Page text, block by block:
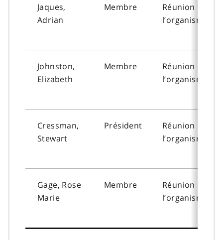
Jaques,
Adrian
Membre
Réunion de
l’organisme
Johnston,
Elizabeth
Membre
Réunion de
l’organisme
Cressman,
Stewart
Président
Réunion de
l’organisme
Gage, Rose
Marie
Membre
Réunion de
l’organisme